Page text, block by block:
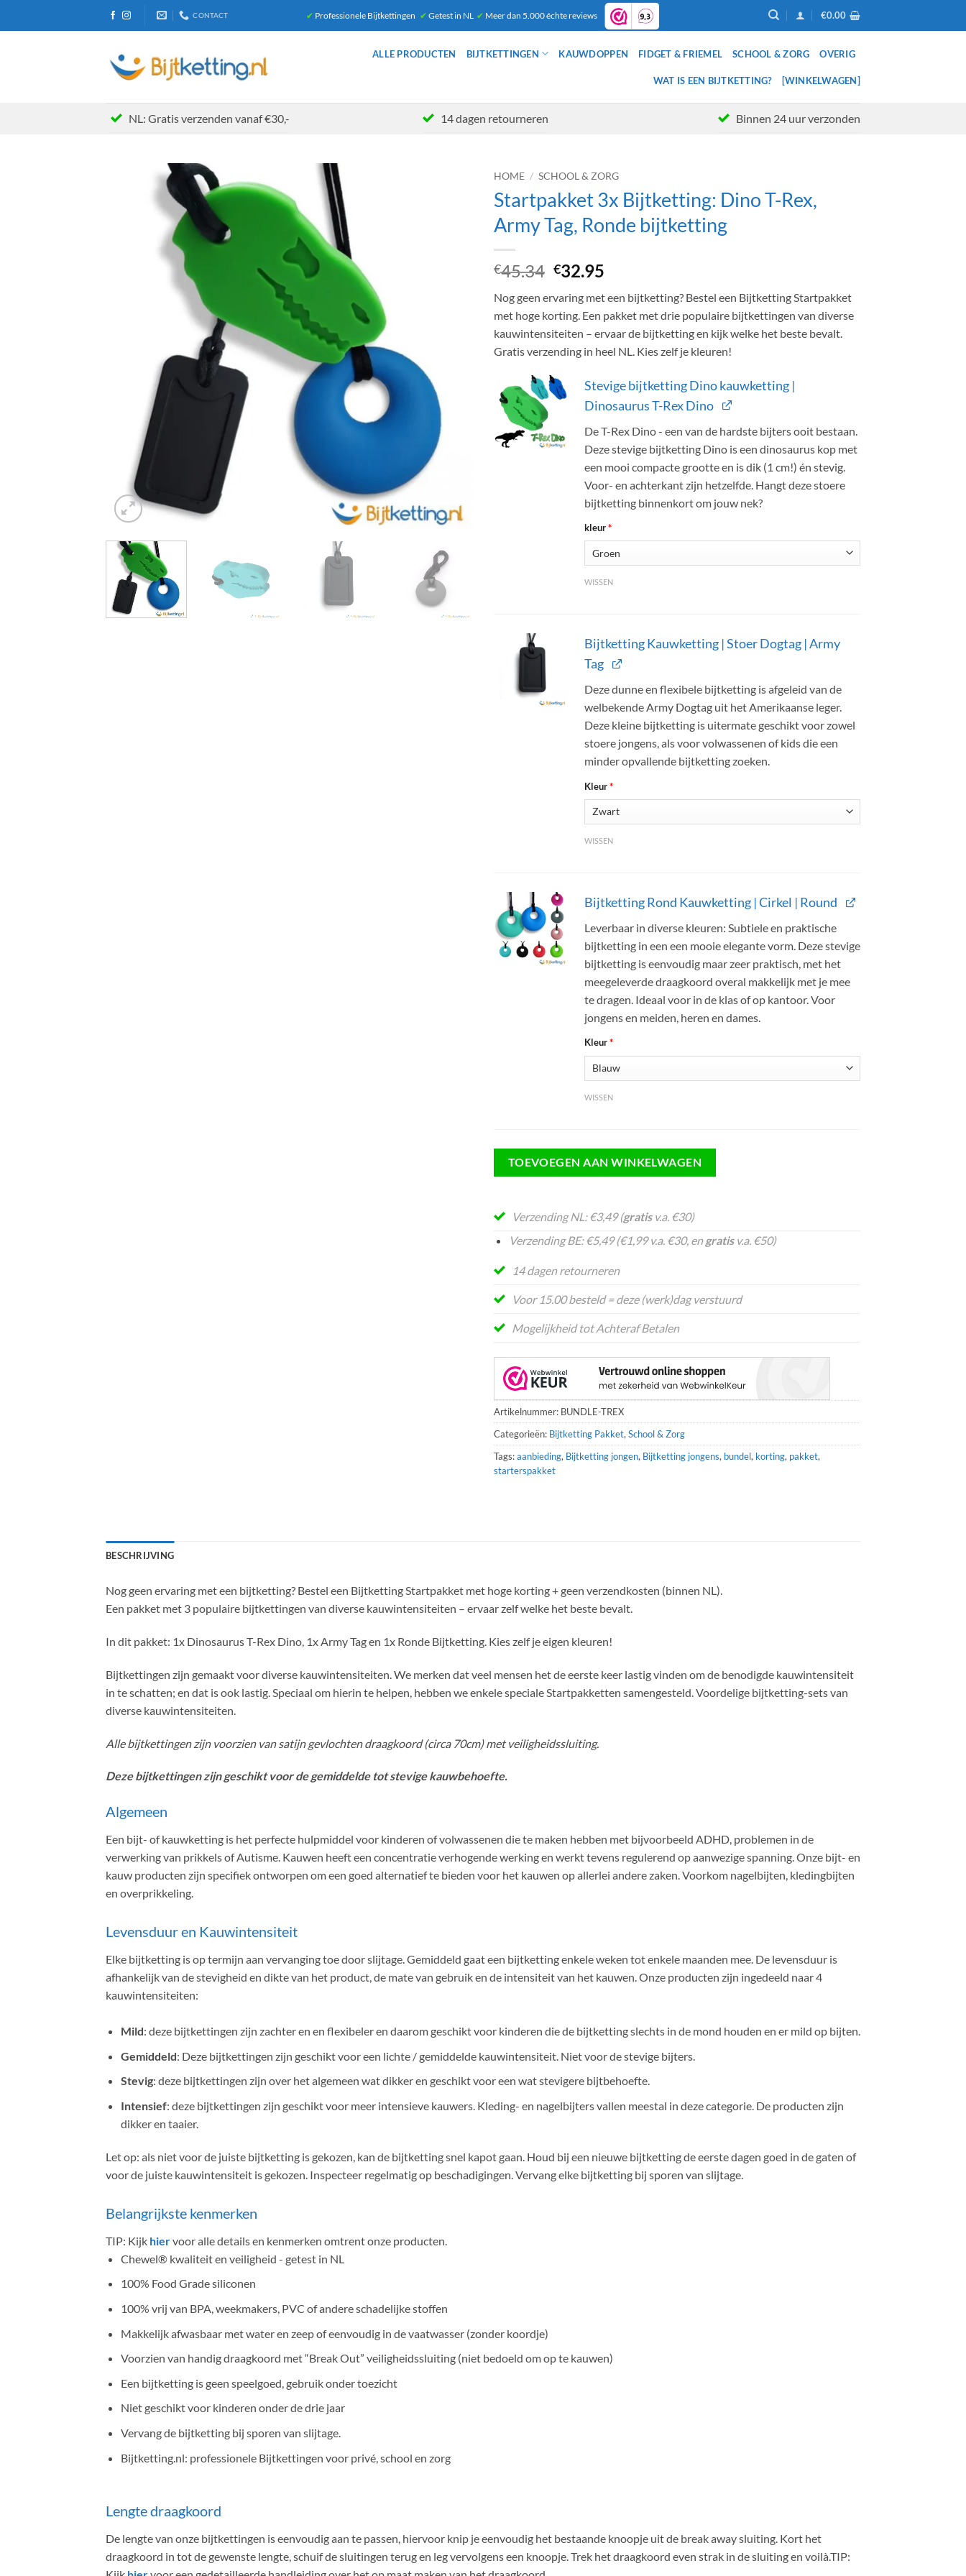
CONTACT ✔ Professionele Bijtkettingen ✔ Getest in NL ✔ Meer dan 5.000 échte reviews €0.00
ALLE PRODUCTEN BIJTKETTINGEN KAUWDOPPEN FIDGET & FRIEMEL SCHOOL & ZORG OVERIG
WAT IS EEN BIJTKETTING? [WINKELWAGEN]
NL: Gratis verzenden vanaf €30,- 14 dagen retourneren Binnen 24 uur verzonden
HOME / SCHOOL & ZORG
Startpakket 3x Bijtketting: Dino T-Rex,
Army Tag, Ronde bijtketting
€45.34 Oorspronkelijke
was:
€45.34.
€32.95
is:
€32.95.
Nog geen ervaring met een bijtketting? Bestel een Bijtketting Startpakket
met hoge korting. Een pakket met drie populaire bijtkettingen van diverse
kauwintensiteiten – ervaar de bijtketting en kijk welke het beste bevalt.
Gratis verzending in heel NL. Kies zelf je kleuren!
Stevige bijtketting Dino kauwketting |
Dinosaurus T-Rex Dino
De T-Rex Dino - een van de hardste bijters ooit bestaan.
Deze stevige bijtketting Dino is een dinosaurus kop met
een mooi compacte grootte en is dik (1 cm!) én stevig.
Voor- en achterkant zijn hetzelfde. Hangt deze stoere
bijtketting binnenkort om jouw nek?
kleur*
WISSEN
Bijtketting Kauwketting | Stoer Dogtag | Army
Tag
Deze dunne en flexibele bijtketting is afgeleid van de
welbekende Army Dogtag uit het Amerikaanse leger.
Deze kleine bijtketting is uitermate geschikt voor zowel
stoere jongens, als voor volwassenen of kids die een
minder opvallende bijtketting zoeken.
Kleur*
WISSEN
Bijtketting Rond Kauwketting | Cirkel | Round
Leverbaar in diverse kleuren: Subtiele en praktische
bijtketting in een een mooie elegante vorm. Deze stevige
bijtketting is eenvoudig maar zeer praktisch, met het
meegeleverde draagkoord overal makkelijk met je mee
te dragen. Ideaal voor in de klas of op kantoor. Voor
jongens en meiden, heren en dames.
Kleur*
WISSEN
TOEVOEGEN AAN WINKELWAGEN
Verzending NL: €3,49 (gratisv.a. €30)
Verzending BE: €5,49 (€1,99 v.a. €30, engratisv.a. €50)
14 dagen retourneren
Voor 15.00 besteld = deze (werk)dag verstuurd
Mogelijkheid tot Achteraf Betalen
Artikelnummer: BUNDLE-TREX
Categorieën: Bijtketting Pakket,School & Zorg
Tags:aanbieding, Bijtketting jongen, Bijtketting jongens, bundel, korting, pakket,
starterspakket
BESCHRIJVING
Nog geen ervaring met een bijtketting? Bestel een Bijtketting Startpakket met hoge korting + geen verzendkosten (binnen NL).
Een pakket met 3 populaire bijtkettingen van diverse kauwintensiteiten – ervaar zelf welke het beste bevalt.
In dit pakket: 1x Dinosaurus T-Rex Dino, 1x Army Tag en 1x Ronde Bijtketting. Kies zelf je eigen kleuren!
Bijtkettingen zijn gemaakt voor diverse kauwintensiteiten. We merken dat veel mensen het de eerste keer lastig vinden om de benodigde kauwintensiteit
in te schatten; en dat is ook lastig. Speciaal om hierin te helpen, hebben we enkele speciale Startpakketten samengesteld. Voordelige bijtketting-sets van
diverse kauwintensiteiten.
Alle bijtkettingen zijn voorzien van satijn gevlochten draagkoord (circa 70cm) met veiligheidssluiting.
Deze bijtkettingen zijn geschikt voor de gemiddelde tot stevige kauwbehoefte.
Algemeen
Een bijt- of kauwketting is het perfecte hulpmiddel voor kinderen of volwassenen die te maken hebben met bijvoorbeeld ADHD, problemen in de
verwerking van prikkels of Autisme. Kauwen heeft een concentratie verhogende werking en werkt tevens regulerend op aanwezige spanning. Onze bijt- en
kauw producten zijn specifiek ontworpen om een goed alternatief te bieden voor het kauwen op allerlei andere zaken. Voorkom nagelbijten, kledingbijten
en overprikkeling.
Levensduur en Kauwintensiteit
Elke bijtketting is op termijn aan vervanging toe door slijtage. Gemiddeld gaat een bijtketting enkele weken tot enkele maanden mee. De levensduur is
afhankelijk van de stevigheid en dikte van het product, de mate van gebruik en de intensiteit van het kauwen. Onze producten zijn ingedeeld naar 4
kauwintensiteiten:
Mild: deze bijtkettingen zijn zachter en en flexibeler en daarom geschikt voor kinderen die de bijtketting slechts in de mond houden en er mild op bijten.
Gemiddeld: Deze bijtkettingen zijn geschikt voor een lichte / gemiddelde kauwintensiteit. Niet voor de stevige bijters.
Stevig: deze bijtkettingen zijn over het algemeen wat dikker en geschikt voor een wat stevigere bijtbehoefte.
Intensief: deze bijtkettingen zijn geschikt voor meer intensieve kauwers. Kleding- en nagelbijters vallen meestal in deze categorie. De producten zijn
dikker en taaier.
Let op: als niet voor de juiste bijtketting is gekozen, kan de bijtketting snel kapot gaan. Houd bij een nieuwe bijtketting de eerste dagen goed in de gaten of
voor de juiste kauwintensiteit is gekozen. Inspecteer regelmatig op beschadigingen. Vervang elke bijtketting bij sporen van slijtage.
Belangrijkste kenmerken
TIP: Kijk hiervoor alle details en kenmerken omtrent onze producten.
Chewel® kwaliteit en veiligheid - getest in NL
100% Food Grade siliconen
100% vrij van BPA, weekmakers, PVC of andere schadelijke stoffen
Makkelijk afwasbaar met water en zeep of eenvoudig in de vaatwasser (zonder koordje)
Voorzien van handig draagkoord met “Break Out” veiligheidssluiting (niet bedoeld om op te kauwen)
Een bijtketting is geen speelgoed, gebruik onder toezicht
Niet geschikt voor kinderen onder de drie jaar
Vervang de bijtketting bij sporen van slijtage.
Bijtketting.nl: professionele Bijtkettingen voor privé, school en zorg
Lengte draagkoord
De lengte van onze bijtkettingen is eenvoudig aan te passen, hiervoor knip je eenvoudig het bestaande knoopje uit de break away sluiting. Kort het
draagkoord in tot de gewenste lengte, schuif de sluitingen terug en leg vervolgens een knoopje. Trek het draagkoord even strak in de sluiting en voilà.TIP: